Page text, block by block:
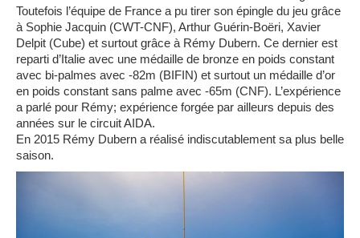
Toutefois l’équipe de France a pu tirer son épingle du jeu grâce
à Sophie Jacquin (CWT-CNF), Arthur Guérin-Boëri, Xavier
Delpit (Cube) et surtout grâce à Rémy Dubern. Ce dernier est
reparti d’Italie avec une médaille de bronze en poids constant
avec bi-palmes avec -82m (BIFIN) et surtout un médaille d’or
en poids constant sans palme avec -65m (CNF). L’expérience
a parlé pour Rémy; expérience forgée par ailleurs depuis des
années sur le circuit AIDA.
En 2015 Rémy Dubern a réalisé indiscutablement sa plus belle
saison.